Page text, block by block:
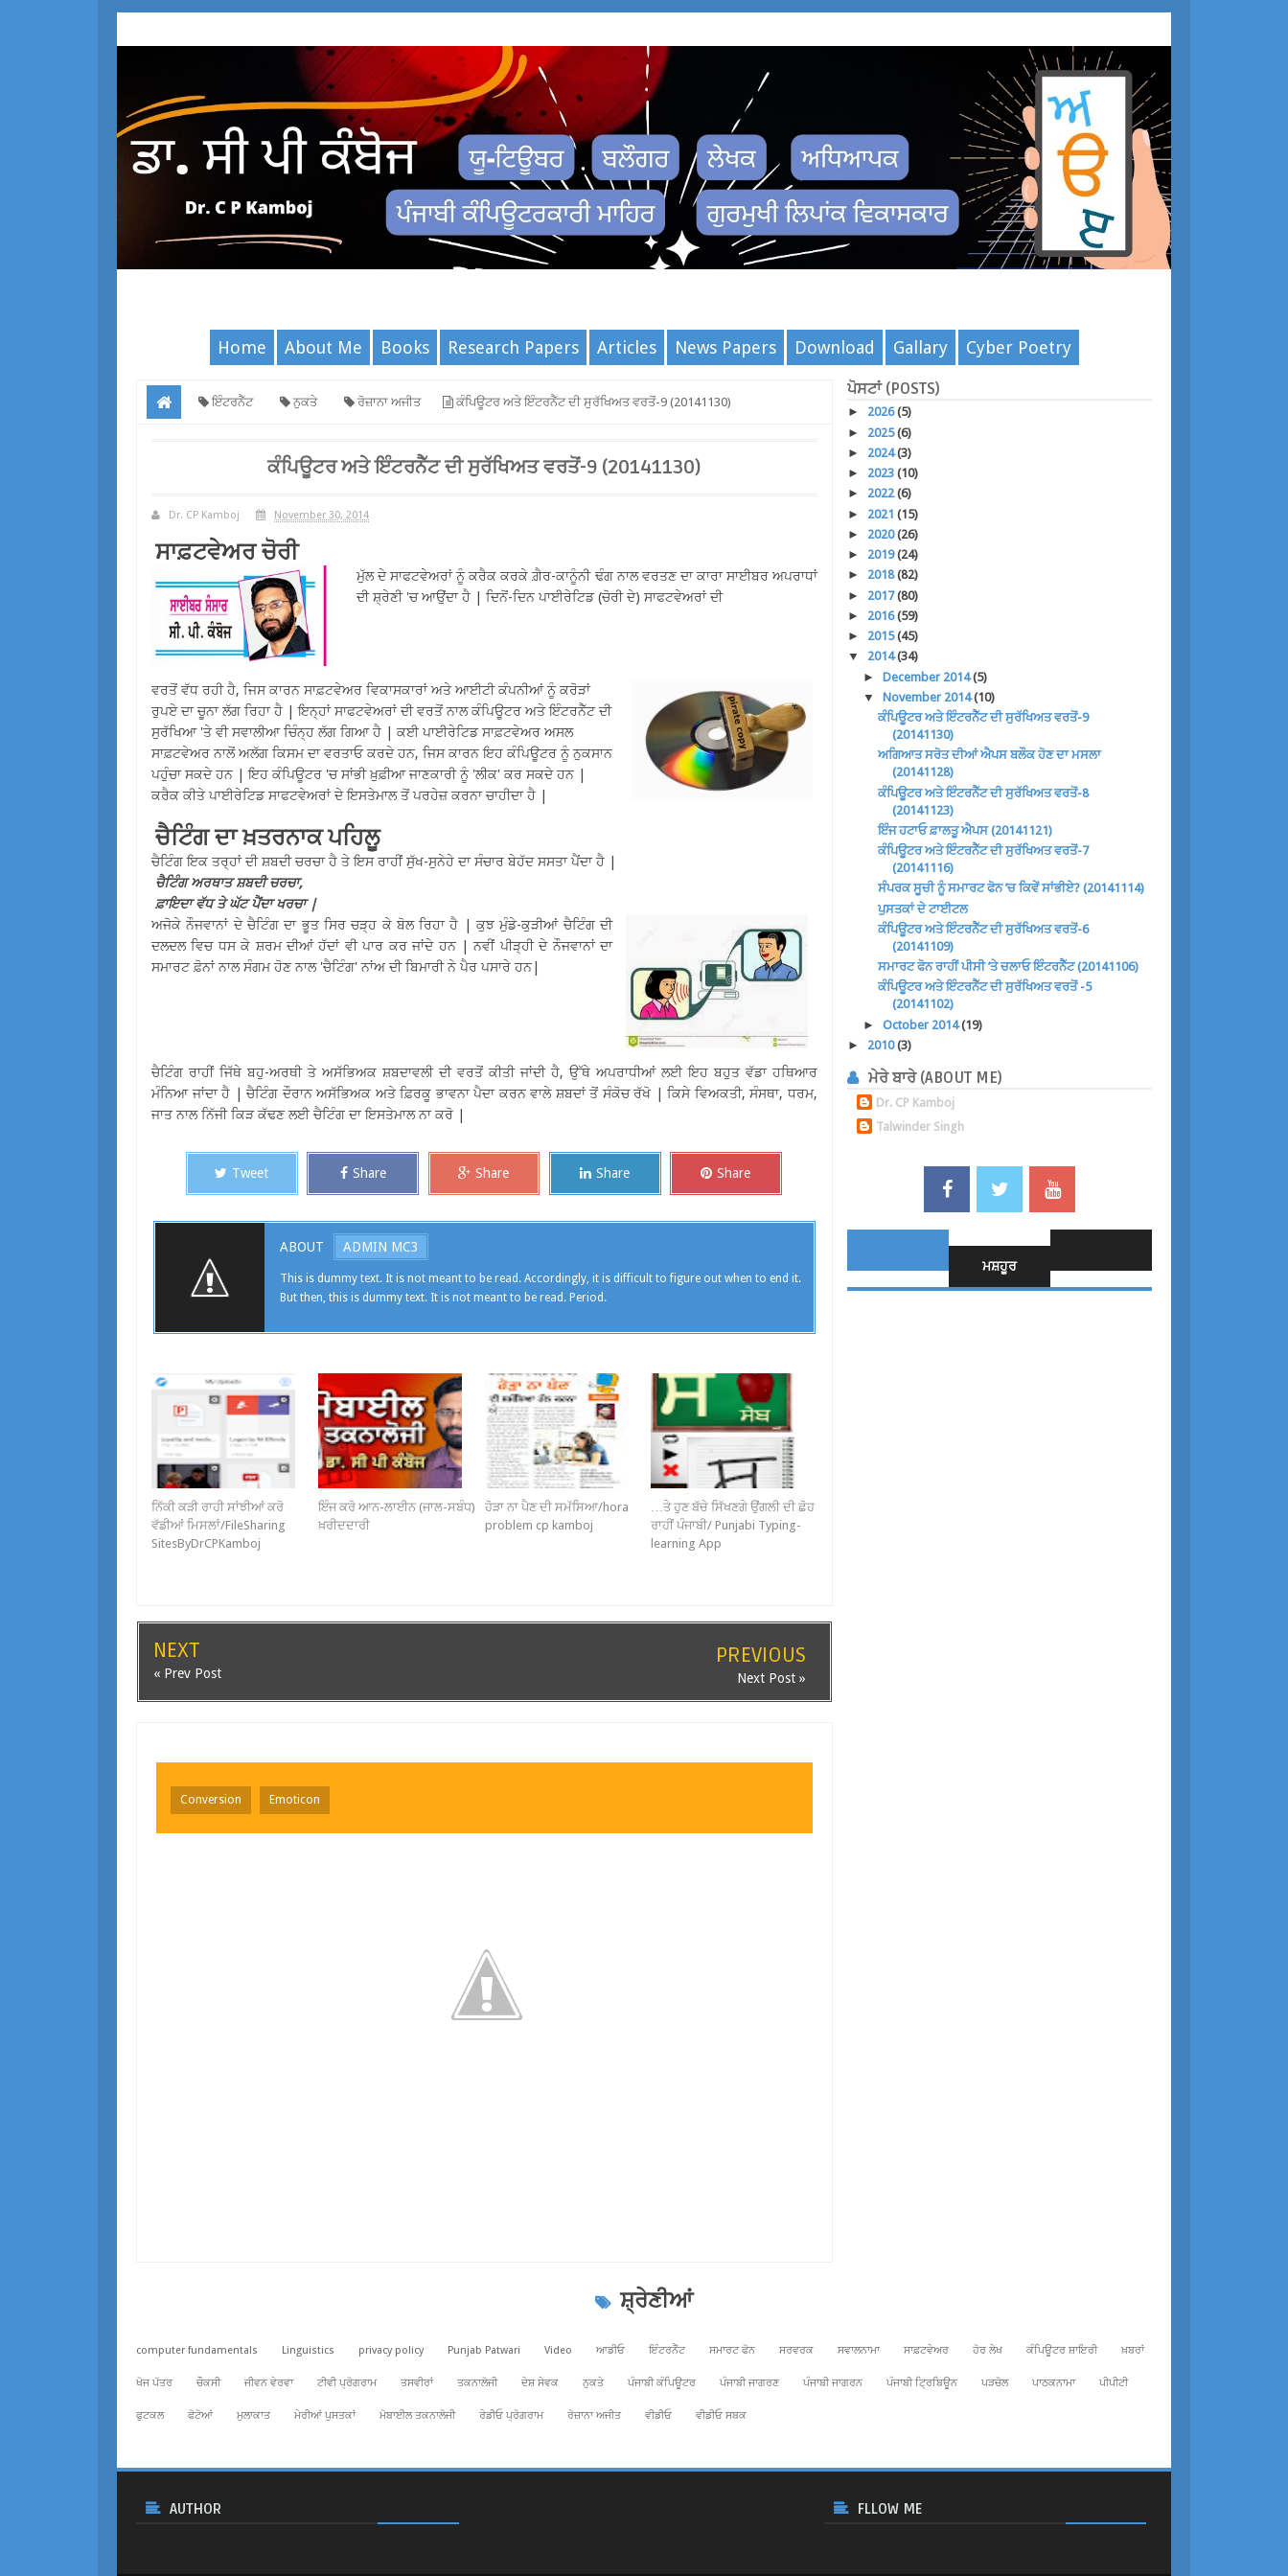
Home About Me Books Research Papers Articles News Papers Download Gallary Cyber Poetry
ਇੰਟਰਨੈੱਟ ਨੁਕਤੇ ਰੋਜ਼ਾਨਾ ਅਜੀਤ ਕੰਪਿਊਟਰ ਅਤੇ ਇੰਟਰਨੈੱਟ ਦੀ ਸੁਰੱਖਿਅਤ ਵਰਤੋਂ-9 (20141130)
ਕੰਪਿਊਟਰ ਅਤੇ ਇੰਟਰਨੈੱਟ ਦੀ ਸੁਰੱਖਿਅਤ ਵਰਤੋਂ-9 (20141130)
Dr. CP Kamboj November 30, 2014
ਸਾਫ਼ਟਵੇਅਰ ਚੋਰੀ
ਮੁੱਲ ਦੇ ਸਾਫਟਵੇਅਰਾਂ ਨੂੰ ਕਰੈਕ ਕਰਕੇ ਗ਼ੈਰ-ਕਾਨੂੰਨੀ ਢੰਗ ਨਾਲ ਵਰਤਣ ਦਾ ਕਾਰਾ ਸਾਈਬਰ ਅਪਰਾਧਾਂ
ਦੀ ਸ਼੍ਰੇਣੀ 'ਚ ਆਉਂਦਾ ਹੈ | ਦਿਨੋਂ-ਦਿਨ ਪਾਈਰੇਟਿਡ (ਚੋਰੀ ਦੇ) ਸਾਫਟਵੇਅਰਾਂ ਦੀ
ਵਰਤੋਂ ਵੱਧ ਰਹੀ ਹੈ, ਜਿਸ ਕਾਰਨ ਸਾਫ਼ਟਵੇਅਰ ਵਿਕਾਸਕਾਰਾਂ ਅਤੇ ਆਈਟੀ ਕੰਪਨੀਆਂ ਨੂੰ ਕਰੋੜਾਂ
ਰੁਪਏ ਦਾ ਚੂਨਾ ਲੱਗ ਰਿਹਾ ਹੈ | ਇਨ੍ਹਾਂ ਸਾਫਟਵੇਅਰਾਂ ਦੀ ਵਰਤੋਂ ਨਾਲ ਕੰਪਿਊਟਰ ਅਤੇ ਇੰਟਰਨੈੱਟ ਦੀ
ਸੁਰੱਖਿਆ 'ਤੇ ਵੀ ਸਵਾਲੀਆ ਚਿੰਨ੍ਹ ਲੱਗ ਗਿਆ ਹੈ | ਕਈ ਪਾਈਰੇਟਿਡ ਸਾਫ਼ਟਵੇਅਰ ਅਸਲ
ਸਾਫ਼ਟਵੇਅਰ ਨਾਲੋਂ ਅਲੱਗ ਕਿਸਮ ਦਾ ਵਰਤਾਓ ਕਰਦੇ ਹਨ, ਜਿਸ ਕਾਰਨ ਇਹ ਕੰਪਿਊਟਰ ਨੂੰ ਨੁਕਸਾਨ
ਪਹੁੰਚਾ ਸਕਦੇ ਹਨ | ਇਹ ਕੰਪਿਊਟਰ 'ਚ ਸਾਂਭੀ ਖ਼ੁਫ਼ੀਆ ਜਾਣਕਾਰੀ ਨੂੰ 'ਲੀਕ' ਕਰ ਸਕਦੇ ਹਨ |
ਕਰੈਕ ਕੀਤੇ ਪਾਈਰੇਟਿਡ ਸਾਫਟਵੇਅਰਾਂ ਦੇ ਇਸਤੇਮਾਲ ਤੋਂ ਪਰਹੇਜ਼ ਕਰਨਾ ਚਾਹੀਦਾ ਹੈ |
ਚੈਟਿੰਗ ਦਾ ਖ਼ਤਰਨਾਕ ਪਹਿਲੂ
ਚੈਟਿੰਗ ਇਕ ਤਰ੍ਹਾਂ ਦੀ ਸ਼ਬਦੀ ਚਰਚਾ ਹੈ ਤੇ ਇਸ ਰਾਹੀਂ ਸੁੱਖ-ਸੁਨੇਹੇ ਦਾ ਸੰਚਾਰ ਬੇਹੱਦ ਸਸਤਾ ਪੈਂਦਾ ਹੈ |
ਚੈਟਿੰਗ ਅਰਥਾਤ ਸ਼ਬਦੀ ਚਰਚਾ,
ਫ਼ਾਇਦਾ ਵੱਧ ਤੇ ਘੱਟ ਪੈਂਦਾ ਖਰਚਾ |
ਅਜੋਕੇ ਨੌਜਵਾਨਾਂ ਦੇ ਚੈਟਿੰਗ ਦਾ ਭੂਤ ਸਿਰ ਚੜ੍ਹ ਕੇ ਬੋਲ ਰਿਹਾ ਹੈ | ਕੁਝ ਮੁੰਡੇ-ਕੁੜੀਆਂ ਚੈਟਿੰਗ ਦੀ
ਦਲਦਲ ਵਿਚ ਧਸ ਕੇ ਸ਼ਰਮ ਦੀਆਂ ਹੱਦਾਂ ਵੀ ਪਾਰ ਕਰ ਜਾਂਦੇ ਹਨ | ਨਵੀਂ ਪੀੜ੍ਹੀ ਦੇ ਨੌਜਵਾਨਾਂ ਦਾ
ਸਮਾਰਟ ਫ਼ੋਨਾਂ ਨਾਲ ਸੰਗਮ ਹੋਣ ਨਾਲ 'ਚੈਟਿੰਗ' ਨਾਂਅ ਦੀ ਬਿਮਾਰੀ ਨੇ ਪੈਰ ਪਸਾਰੇ ਹਨ|
ਚੈਟਿੰਗ ਰਾਹੀਂ ਜਿੱਥੇ ਬਹੁ-ਅਰਥੀ ਤੇ ਅਸੱਭਿਅਕ ਸ਼ਬਦਾਵਲੀ ਦੀ ਵਰਤੋਂ ਕੀਤੀ ਜਾਂਦੀ ਹੈ, ਉੱਥੇ ਅਪਰਾਧੀਆਂ ਲਈ ਇਹ ਬਹੁਤ ਵੱਡਾ ਹਥਿਆਰ
ਮੰਨਿਆ ਜਾਂਦਾ ਹੈ | ਚੈਟਿੰਗ ਦੌਰਾਨ ਅਸੱਭਿਅਕ ਅਤੇ ਫ਼ਿਰਕੂ ਭਾਵਨਾ ਪੈਦਾ ਕਰਨ ਵਾਲੇ ਸ਼ਬਦਾਂ ਤੋਂ ਸੰਕੋਚ ਰੱਖੋ | ਕਿਸੇ ਵਿਅਕਤੀ, ਸੰਸਥਾ, ਧਰਮ,
ਜਾਤ ਨਾਲ ਨਿੱਜੀ ਕਿੜ ਕੱਢਣ ਲਈ ਚੈਟਿੰਗ ਦਾ ਇਸਤੇਮਾਲ ਨਾ ਕਰੋ |
Tweet Share Share Share Share
ABOUT ADMIN MC3
This is dummy text. It is not meant to be read. Accordingly, it is difficult to figure out when to end it.
But then, this is dummy text. It is not meant to be read. Period.
ਨਿੱਕੀ ਕੜੀ ਰਾਹੀ ਸਾਂਝੀਆਂ ਕਰੋ
ਵੱਡੀਆਂ ਮਿਸਲਾਂ/FileSharing
SitesByDrCPKamboj
ਇੰਜ ਕਰੋ ਆਨ-ਲਾਈਨ (ਜਾਲ-ਸਬੰਧ)
ਖ਼ਰੀਦਦਾਰੀ
ਹੋੜਾ ਨਾ ਪੈਣ ਦੀ ਸਮੱਸਿਆ/hora
problem cp kamboj
…ਤੇ ਹੁਣ ਬੱਚੇ ਸਿੱਖਣਗੇ ਉਂਗਲੀ ਦੀ ਛੋਹ
ਰਾਹੀਂ ਪੰਜਾਬੀ/ Punjabi Typing-
learning App
NEXT
« Prev Post
PREVIOUS
Next Post »
Conversion Emoticon
ਪੋਸਟਾਂ (POSTS)
► 2026(5)
► 2025(6)
► 2024(3)
► 2023 (10)
► 2022(6)
► 2021 (15)
► 2020(26)
► 2019(24)
► 2018(82)
► 2017(80)
► 2016(59)
► 2015(45)
▼ 2014(34)
► December 2014(5)
▼ November 2014(10)
ਕੰਪਿਊਟਰ ਅਤੇ ਇੰਟਰਨੈੱਟ ਦੀ ਸੁਰੱਖਿਅਤ ਵਰਤੋਂ-9
(20141130)
ਅਗਿਆਤ ਸਰੋਤ ਦੀਆਂ ਐਪਸ ਬਲੌਕ ਹੋਣ ਦਾ ਮਸਲਾ
(20141128)
ਕੰਪਿਊਟਰ ਅਤੇ ਇੰਟਰਨੈੱਟ ਦੀ ਸੁਰੱਖਿਅਤ ਵਰਤੋਂ-8
(20141123)
ਇੰਜ ਹਟਾਓ ਫ਼ਾਲਤੂ ਐਪਸ (20141121)
ਕੰਪਿਊਟਰ ਅਤੇ ਇੰਟਰਨੈੱਟ ਦੀ ਸੁਰੱਖਿਅਤ ਵਰਤੋਂ-7
(20141116)
ਸੰਪਰਕ ਸੂਚੀ ਨੂੰ ਸਮਾਰਟ ਫੋਨ ’ਚ ਕਿਵੇਂ ਸਾਂਭੀਏ? (20141114)
ਪੁਸਤਕਾਂ ਦੇ ਟਾਈਟਲ
ਕੰਪਿਊਟਰ ਅਤੇ ਇੰਟਰਨੈੱਟ ਦੀ ਸੁਰੱਖਿਅਤ ਵਰਤੋਂ-6
(20141109)
ਸਮਾਰਟ ਫੋਨ ਰਾਹੀਂ ਪੀਸੀ ’ਤੇ ਚਲਾਓ ਇੰਟਰਨੈੱਟ (20141106)
ਕੰਪਿਊਟਰ ਅਤੇ ਇੰਟਰਨੈੱਟ ਦੀ ਸੁਰੱਖਿਅਤ ਵਰਤੋਂ -5
(20141102)
► October 2014(19)
► 2010(3)
ਮੇਰੇ ਬਾਰੇ (ABOUT ME)
Dr. CP Kamboj
Talwinder Singh
ਮਸ਼ਹੂਰ
ਸ਼੍ਰੇਣੀਆਂ
computer fundamentals Linguistics privacy policy Punjab Patwari Video ਆਡੀਓ ਇੰਟਰਨੈੱਟ ਸਮਾਰਟ ਫੋਨ ਸਰਵਰਕ ਸਵਾਲਨਾਮਾ ਸਾਫ਼ਟਵੇਅਰ ਹੋਰ ਲੇਖ ਕੰਪਿਊਟਰ ਸ਼ਾਇਰੀ ਖ਼ਬਰਾਂ
ਖੋਜ ਪੱਤਰ ਚੌਕਸੀ ਜੀਵਨ ਵੇਰਵਾ ਟੀਵੀ ਪ੍ਰੋਗਰਾਮ ਤਸਵੀਰਾਂ ਤਕਨਾਲੋਜੀ ਦੇਸ਼ ਸੇਵਕ ਨੁਕਤੇ ਪੰਜਾਬੀ ਕੰਪਿਊਟਰ ਪੰਜਾਬੀ ਜਾਗਰਣ ਪੰਜਾਬੀ ਜਾਗਰਨ ਪੰਜਾਬੀ ਟ੍ਰਿਬਿਊਨ ਪੜਚੋਲ ਪਾਠਕਨਾਮਾ ਪੀਪੀਟੀ
ਫੁਟਕਲ ਫੋਟੋਆਂ ਮੁਲਾਕਾਤ ਮੇਰੀਆਂ ਪੁਸਤਕਾਂ ਮੋਬਾਈਲ ਤਕਨਾਲੋਜੀ ਰੇਡੀਓ ਪ੍ਰੋਗਰਾਮ ਰੋਜ਼ਾਨਾ ਅਜੀਤ ਵੀਡੀਓ ਵੀਡੀਓ ਸਬਕ
AUTHOR FLLOW ME